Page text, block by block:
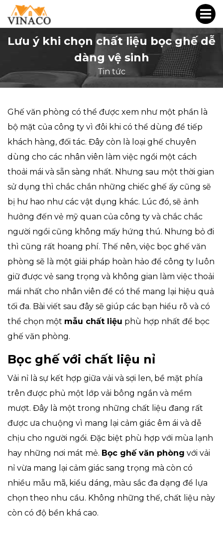
Lưu ý khi chọn chất liệu bọc ghế dễ
dàng vệ sinh
Tin tức
Ghế văn phòng có thể được xem như một phần là
bộ mặt của công ty vì đôi khi có thể dùng để tiếp
khách hàng, đối tác. Đây còn là loại ghế chuyên
dùng cho các nhân viên làm việc ngồi một cách
thoải mái và sẵn sàng nhất. Nhưng sau một thời gian
sử dụng thì chắc chắn những chiếc ghế ấy cũng sẽ
bị hư hao như các vật dụng khác. Lúc đó, sẽ ảnh
hưởng đến vẻ mỹ quan của công ty và chắc chắc
người ngồi cũng không mấy hứng thú. Nhưng bỏ đi
thì cũng rất hoang phí. Thế nên, việc bọc ghế văn
phòng sẽ là một giải pháp hoàn hảo để công ty luôn
giữ được vẻ sang trọng và không gian làm việc thoải
mái nhất cho nhân viên để có thể mang lại hiệu quả
tối đa. Bài viết sau đây sẽ giúp các bạn hiểu rõ và có
thể chọn một mẫu chất liệu phù hợp nhất để bọc
ghế văn phòng.
Bọc ghế với chất liệu nỉ
Vải nỉ là sự kết hợp giữa vải và sợi len, bề mặt phía
trên được phủ một lớp vải bông ngắn và mềm
mượt. Đây là một trong những chất liệu đang rất
được ưa chuộng vì mang lại cảm giác êm ái và dễ
chịu cho người ngồi. Đặc biệt phù hợp với mùa lạnh
hay những nơi mát mẻ. Bọc ghế văn phòng với vải
nỉ vừa mang lại cảm giác sang trọng mà còn có
nhiều mẫu mã, kiểu dáng, màu sắc đa dạng để lựa
chọn theo nhu cầu. Không những thế, chất liệu này
còn có độ bền khá cao.